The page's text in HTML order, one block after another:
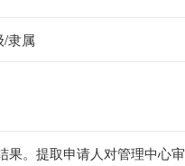
/隶属
果。提取申请人对管理中心审